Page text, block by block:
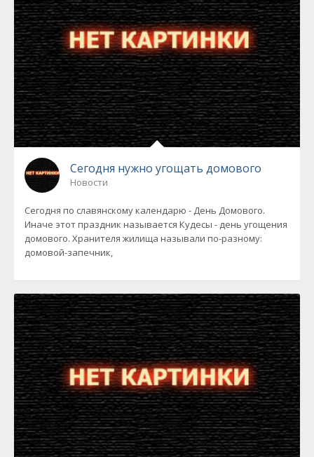
Сегодня нужно угощать домового
Новости
Сегодня по славянскому календарю - День Домового.
Иначе этот праздник называется Кудесы - день угощения
домового. Хранителя жилища называли по-разному:
домовой-запечник,